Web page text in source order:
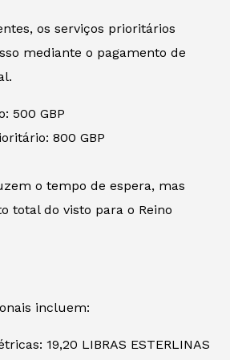
os serviços prioritários
mediante o pagamento de
500 GBP
800 GBP
o tempo de espera, mas
total do visto para o Reino
incluem:
19,20 LIBRAS ESTERLINAS